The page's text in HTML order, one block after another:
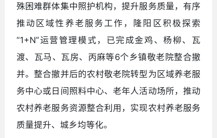
殊困难群体集中照护机构，提升服务质量，有序
推动区域性养老服务工作，隆阳区积极探索
“1+N”运营管理模式，已完成金鸡、杨柳、瓦
渡、瓦马、瓦房、丙麻等6个乡镇敬老院整合撤
并。整合撤并后的农村敬老院转型为区域养老服
务中心或日间照料中心、老年人活动场所，推动
农村养老服务资源整合利用，实现农村养老服务
质量提升、城乡均等化。